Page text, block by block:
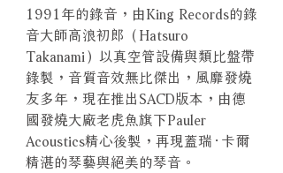
1991年的錄音，由King Records的錄
音大師高浪初郎（Hatsuro
Takanami）以真空管設備與類比盤帶
錄製，音質音效無比傑出，風靡發燒
友多年，現在推出SACD版本，由德
國發燒大廠老虎魚旗下Pauler
Acoustics精心後製，再現蓋瑞‧卡爾
精湛的琴藝與絕美的琴音。